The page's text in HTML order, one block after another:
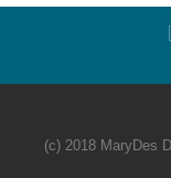
(c) 2018 MaryDes